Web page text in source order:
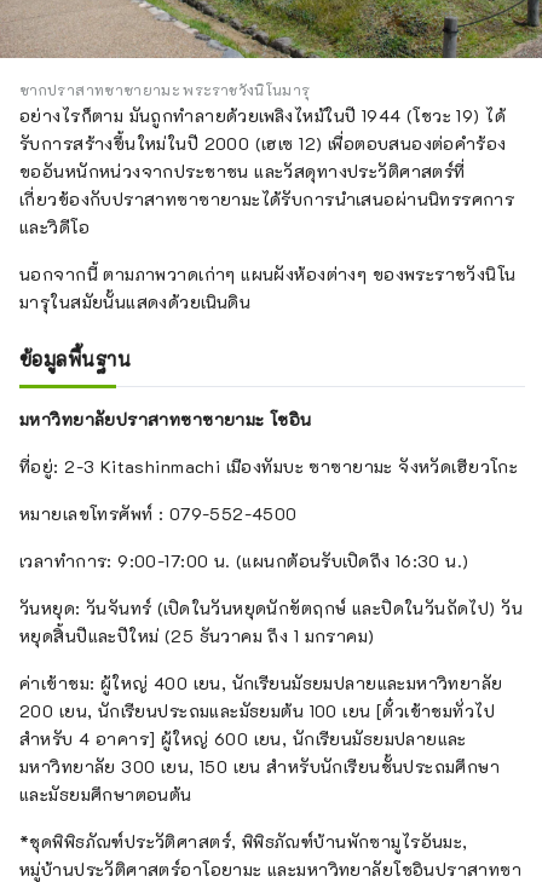
ซากปราสาทซาซายามะ พระราชวังนิโนมารุ
อย่างไรก็ตาม มันถูกทำลายด้วยเพลิงไหม้ในปี 1944 (โชวะ 19) ได้
รับการสร้างขึ้นใหม่ในปี 2000 (เฮเซ 12) เพื่อตอบสนองต่อคำร้อง
ขออันหนักหน่วงจากประชาชน และวัสดุทางประวัติศาสตร์ที่
เกี่ยวข้องกับปราสาทซาซายามะได้รับการนำเสนอผ่านนิทรรศการ
และวิดีโอ
นอกจากนี้ ตามภาพวาดเก่าๆ แผนผังห้องต่างๆ ของพระราชวังนิโน
มารุในสมัยนั้นแสดงด้วยเนินดิน
ข้อมูลพื้นฐาน
มหาวิทยาลัยปราสาทซาซายามะ โชอิน
ที่อยู่: 2-3 Kitashinmachi เมืองทัมบะ ซาซายามะ จังหวัดเฮียวโกะ
หมายเลขโทรศัพท์ : 079-552-4500
เวลาทำการ: 9:00-17:00 น. (แผนกต้อนรับเปิดถึง 16:30 น.)
วันหยุด: วันจันทร์ (เปิดในวันหยุดนักขัตฤกษ์ และปิดในวันถัดไป) วัน
หยุดสิ้นปีและปีใหม่ (25 ธันวาคม ถึง 1 มกราคม)
ค่าเข้าชม: ผู้ใหญ่ 400 เยน, นักเรียนมัธยมปลายและมหาวิทยาลัย
200 เยน, นักเรียนประถมและมัธยมต้น 100 เยน [ตั๋วเข้าชมทั่วไป
สำหรับ 4 อาคาร] ผู้ใหญ่ 600 เยน, นักเรียนมัธยมปลายและ
มหาวิทยาลัย 300 เยน, 150 เยน สำหรับนักเรียนชั้นประถมศึกษา
และมัธยมศึกษาตอนต้น
*ชุดพิพิธภัณฑ์ประวัติศาสตร์, พิพิธภัณฑ์บ้านพักซามูไรอันมะ,
หมู่บ้านประวัติศาสตร์อาโอยามะ และมหาวิทยาลัยโชอินปราสาทซา